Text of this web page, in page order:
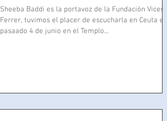
Sheeba Baddi es la portavoz de la Fundación Vicente
Ferrer, tuvimos el placer de escucharla en Ceuta el
pasaado 4 de junio en el Templo...